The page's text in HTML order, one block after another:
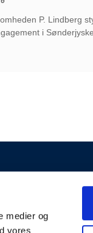
medier og
vores
P. Lindberg
i
INFORMATION
Merchandise